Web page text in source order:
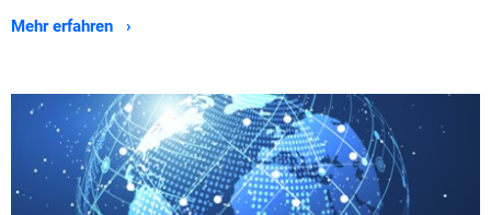
Mehr erfahren ›